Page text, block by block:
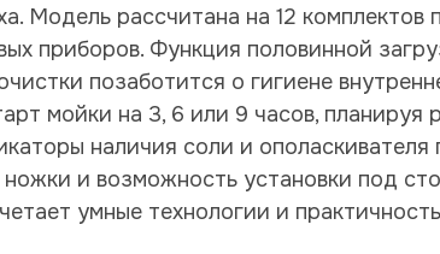
Модель рассчитана на 12
приборов. Функция половинной
позаботится о гигиене
мойки на 3, 6 или 9 часов, планируя
наличия соли и
и возможность установки под
умные технологии и